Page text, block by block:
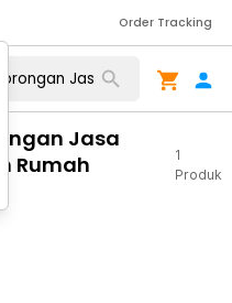
Order Tracking
Jasa
Rumah
1
Produk